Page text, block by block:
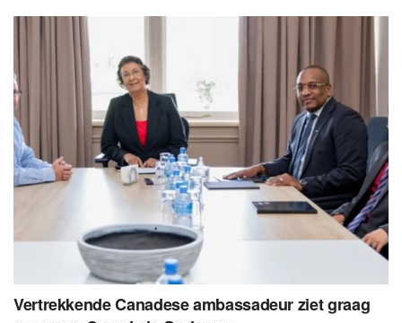
Vertrekkende Canadese ambassadeur ziet graag